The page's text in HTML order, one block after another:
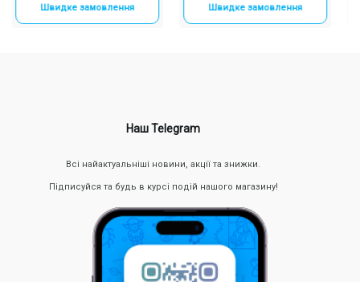
Швидке замовлення Швидке замовлення
Наш Telegram
Всі найактуальніші новини, акції та знижки.
Підписуйся та будь в курсі подій нашого магазину!